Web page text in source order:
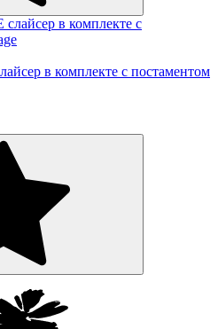
в комплекте с постаментом